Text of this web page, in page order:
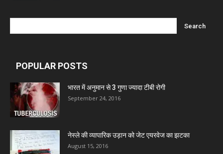
POPULAR POSTS
भारत में अनुमान से 3 गुणा ज्यादा टीबी रोगी
September 24, 2016
नेस्ले की व्यापारिक उड़ान को जेट एयरवेज का झटका
August 15, 2016